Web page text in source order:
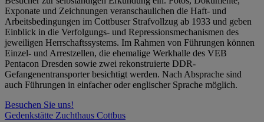
Exponate und Zeichnungen veranschaulichen die Haft- und
Arbeitsbedingungen im Cottbuser Strafvollzug ab 1933 und geben
Einblick in die Verfolgungs- und Repressionsmechanismen des
jeweiligen Herrschaftssystems. Im Rahmen von Führungen können
Einzel- und Arrestzellen, die ehemalige Werkhalle des VEB
Pentacon Dresden sowie zwei rekonstruierte DDR-
Gefangenentransporter besichtigt werden. Nach Absprache sind
auch Führungen in einfacher oder englischer Sprache möglich.
Besuchen Sie uns!
Gedenkstätte Zuchthaus Cottbus